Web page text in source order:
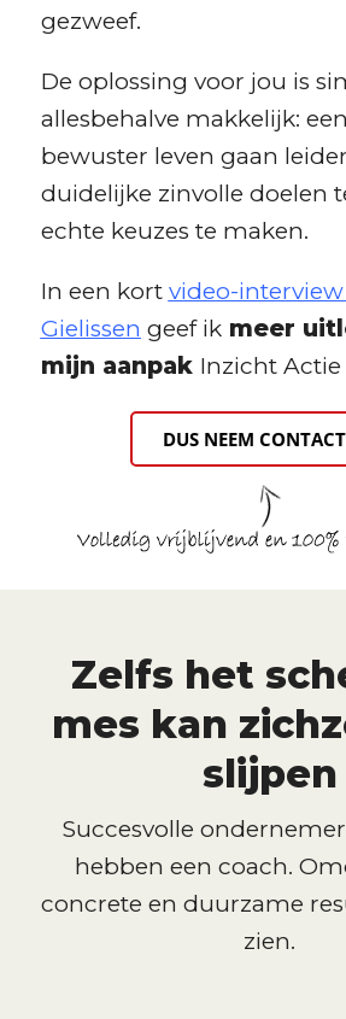
gezweef.
De oplossing voor jou is
allesbehalve makkelijk:
bewuster leven gaan
duidelijke zinvolle doelen
echte keuzes te maken.
In een kort video-
Gielissen geef ikmeer
mijn aanpak Inzicht
DUS NEEM
Zelfs het
mes kan
slijpen
Succesvolle
hebben een coach.
concrete en duurzame
zien.